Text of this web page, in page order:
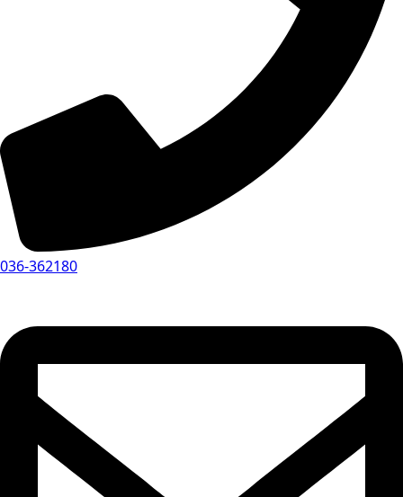
036-362180